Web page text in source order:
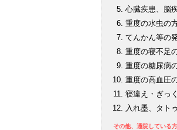
心臓疾患、脳
重度の水虫の
てんかん等の
重度の寝不足
重度の糖尿病
重度の高血圧
寝違え・ぎっ
入れ墨、タト
その他、通院している